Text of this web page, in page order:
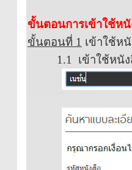
ขั้นตอนการเข้าใช้ห
ขั้นตอนที่ 1 เข้าใช้ห
1.1
เข้าใช้หนั